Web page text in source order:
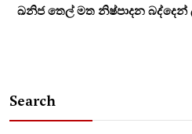
ඛනිජ තෙල් මත නිෂ්පාදන බද්දෙන්
Search